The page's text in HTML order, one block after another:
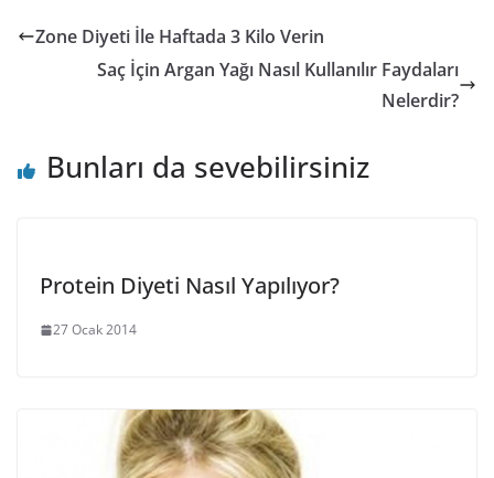
Zone Diyeti İle Haftada 3 Kilo Verin
Saç İçin Argan Yağı Nasıl Kullanılır Faydaları
Nelerdir?
Bunları da sevebilirsiniz
Protein Diyeti Nasıl Yapılıyor?
27 Ocak 2014